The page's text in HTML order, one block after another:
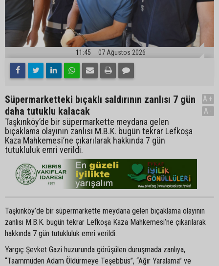
11:45 07 Ağustos 2026
Süpermarketteki bıçaklı saldırının zanlısı 7 gün
daha tutuklu kalacak
Taşkınköy’de bir süpermarkette meydana gelen
bıçaklama olayının zanlısı M.B.K. bugün tekrar Lefkoşa
Kaza Mahkemesi’ne çıkarılarak hakkında 7 gün
tutukluluk emri verildi.
A+
A-
Taşkınköy’de bir süpermarkette meydana gelen bıçaklama olayının
zanlısı M.B.K. bugün tekrar Lefkoşa Kaza Mahkemesi’ne çıkarılarak
hakkında 7 gün tutukluluk emri verildi.
Yargıç Şevket Gazi huzurunda görüşülen duruşmada zanlıya,
“Taammüden Adam Öldürmeye Teşebbüs”, “Ağır Yaralama” ve